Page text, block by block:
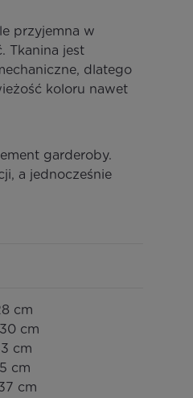
przyjemna w
Tkanina jest
dlatego
koloru nawet
garderoby.
a jednocześnie
cm
cm
cm
cm
cm